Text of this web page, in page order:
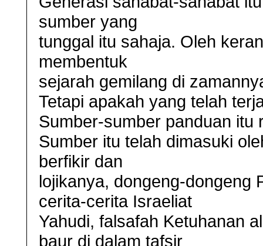
sumber yang
tunggal itu sahaja. Oleh
membentuk
sejarah gemilang di
Tetapi apakah yang telah
Sumber-sumber panduan itu
Sumber itu telah dimasuki
berfikir dan
lojikanya, dongeng-dongeng
cerita-cerita Israeliat
Yahudi, falsafah Ketuhanan
baur di dalam tafsir